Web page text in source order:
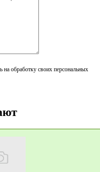
обработку своих персональных